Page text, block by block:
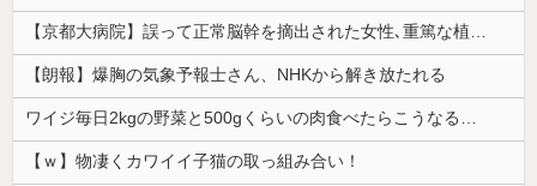
【京都大病院】誤って正常脳幹を摘出された女性､重篤な植物状態だが意識は正常で何かを思考していると判明
【朗報】爆胸の気象予報士さん、NHKから解き放たれる
ワイジ毎日2kgの野菜と500gくらいの肉食べたらこうなるｗｗｗ
【ｗ】物凄くカワイイ子猫の取っ組み合い！